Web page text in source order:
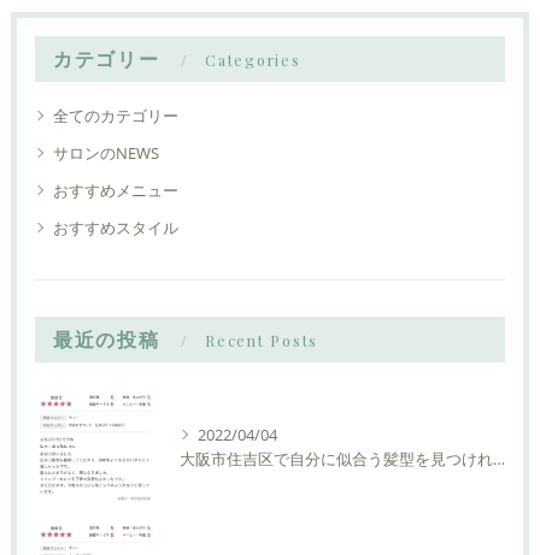
カテゴリー Categories
全てのカテゴリー
サロンのNEWS
おすすめメニュー
おすすめスタイル
最近の投稿 Recent Posts
2022/04/04
大阪市住吉区で自分に似合う髪型を見つけれる美容室ーLIAM hair Relaxーリアムヘアーリラックス